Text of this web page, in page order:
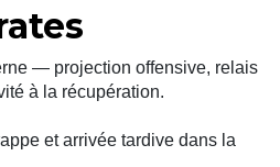
— projection offensive, relais
à la récupération.
et arrivée tardive dans la